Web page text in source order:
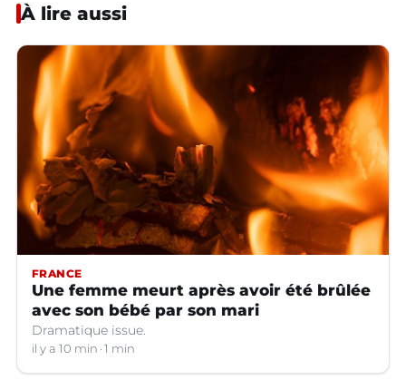
À lire aussi
FRANCE
Une femme meurt après avoir été brûlée
avec son bébé par son mari
Dramatique issue.
il y a 10 min 1 min